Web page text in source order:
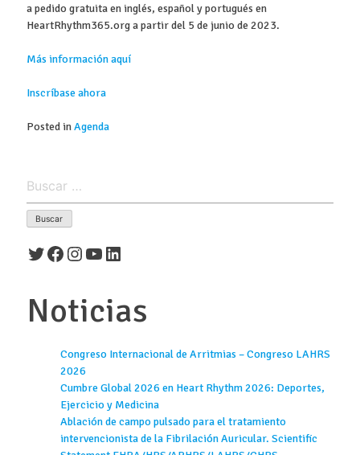
a pedido gratuita en inglés, español y portugués en
HeartRhythm365.org a partir del 5 de junio de 2023.
Más información aquí
Inscríbase ahora
Posted inAgenda
Twitter
Facebook
Instagram
YouTube
LinkedIn
Noticias
Congreso Internacional de Arritmias – Congreso LAHRS
2026
Cumbre Global 2026 en Heart Rhythm 2026: Deportes,
Ejercicio y Medicina
Ablación de campo pulsado para el tratamiento
intervencionista de la Fibrilación Auricular. Scientific